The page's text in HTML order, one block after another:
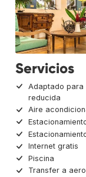
Servicios
Adaptado para
reducida
Aire
Internet gratis
Piscina
Transfer a